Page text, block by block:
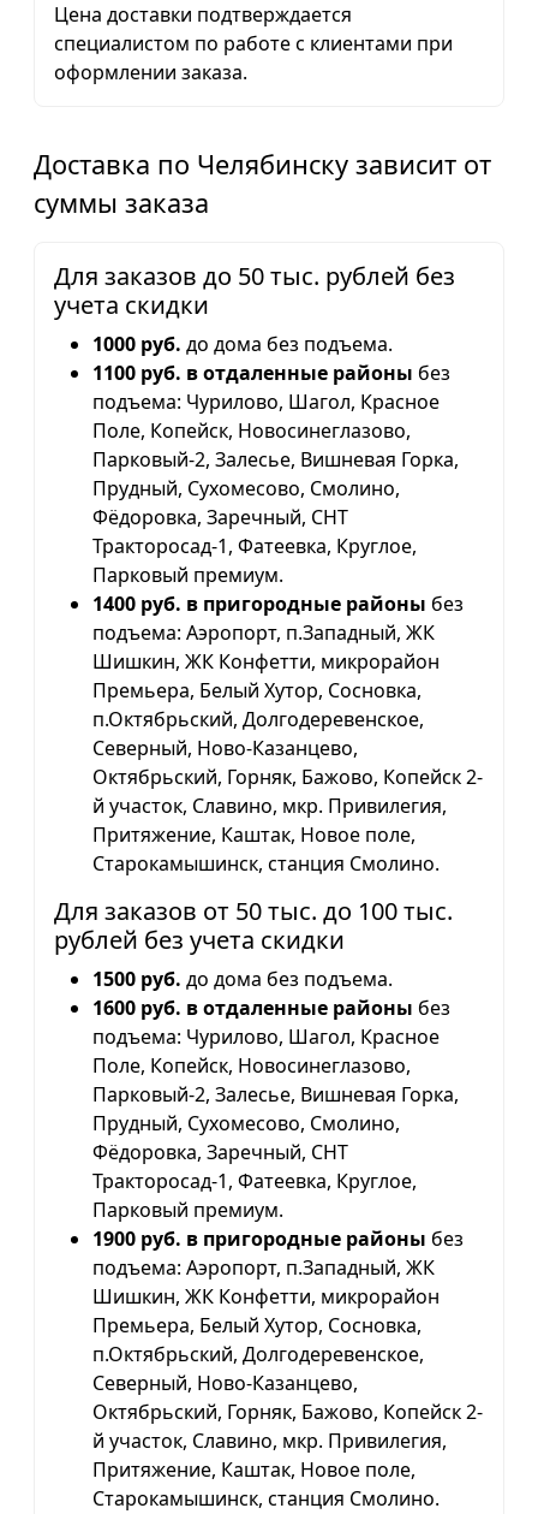
Цена доставки подтверждается
специалистом по работе с клиентами при
оформлении заказа.
Доставка по Челябинску зависит от
суммы заказа
Для заказов до 50 тыс. рублей без
учета скидки
1000 руб. до дома без подъема.
1100 руб. в отдаленные районы без
подъема: Чурилово, Шагол, Красное
Поле, Копейск, Новосинеглазово,
Парковый-2, Залесье, Вишневая Горка,
Прудный, Сухомесово, Смолино,
Фёдоровка, Заречный, СНТ
Тракторосад-1, Фатеевка, Круглое,
Парковый премиум.
1400 руб. в пригородные районы без
подъема: Аэропорт, п.Западный, ЖК
Шишкин, ЖК Конфетти, микрорайон
Премьера, Белый Хутор, Сосновка,
п.Октябрьский, Долгодеревенское,
Северный, Ново-Казанцево,
Октябрьский, Горняк, Бажово, Копейск 2-
й участок, Славино, мкр. Привилегия,
Притяжение, Каштак, Новое поле,
Старокамышинск, станция Смолино.
Для заказов от 50 тыс. до 100 тыс.
рублей без учета скидки
1500 руб. до дома без подъема.
1600 руб. в отдаленные районы без
подъема: Чурилово, Шагол, Красное
Поле, Копейск, Новосинеглазово,
Парковый-2, Залесье, Вишневая Горка,
Прудный, Сухомесово, Смолино,
Фёдоровка, Заречный, СНТ
Тракторосад-1, Фатеевка, Круглое,
Парковый премиум.
1900 руб. в пригородные районы без
подъема: Аэропорт, п.Западный, ЖК
Шишкин, ЖК Конфетти, микрорайон
Премьера, Белый Хутор, Сосновка,
п.Октябрьский, Долгодеревенское,
Северный, Ново-Казанцево,
Октябрьский, Горняк, Бажово, Копейск 2-
й участок, Славино, мкр. Привилегия,
Притяжение, Каштак, Новое поле,
Старокамышинск, станция Смолино.